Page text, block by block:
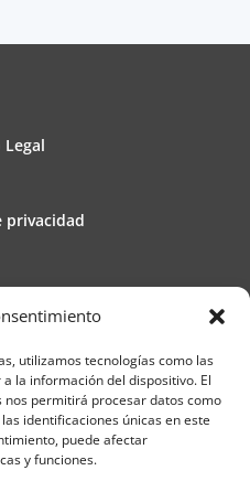
utilizamos tecnologías como las
la información del dispositivo. El
permitirá procesar datos como
identificaciones únicas en este
puede afectar
y funciones.
Legal
privacidad